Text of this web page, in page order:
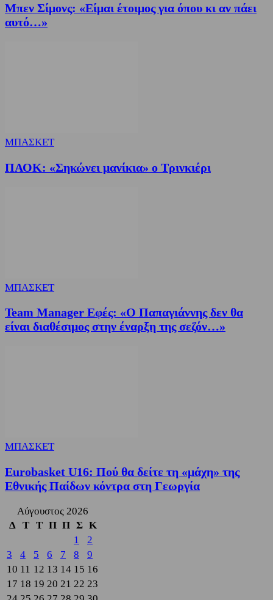
Μπεν Σίμονς: «Είμαι έτοιμος για όπου κι αν πάει
αυτό…»
ΜΠΑΣΚΕΤ
ΠΑΟΚ: «Σηκώνει μανίκια» ο Τρινκιέρι
ΜΠΑΣΚΕΤ
Team Manager Εφές: «Ο Παπαγιάννης δεν θα
είναι διαθέσιμος στην έναρξη της σεζόν…»
ΜΠΑΣΚΕΤ
Eurobasket U16: Πού θα δείτε τη «μάχη» της
Εθνικής Παίδων κόντρα στη Γεωργία
Αύγουστος 2026
Δ
Τ Τ Π Π Σ Κ
1
2
3
4 5 6 7 8
9
10 11 12 13 14 15 16
17 18 19 20 21 22 23